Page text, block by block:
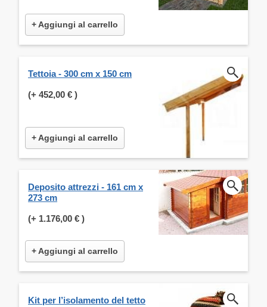
+ Aggiungi al carrello
Tettoia - 300 cm x 150 cm
(+ 452,00 € )
+ Aggiungi al carrello
Deposito attrezzi - 161 cm x
273 cm
(+ 1.176,00 € )
+ Aggiungi al carrello
Kit per l’isolamento del tetto